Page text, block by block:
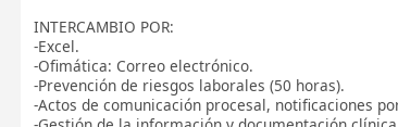
INTERCAMBIO POR:
-Excel.
-Ofimática: Correo electrónico.
-Prevención de riesgos laborales (50 horas).
-Actos de comunicación procesal, notificaciones